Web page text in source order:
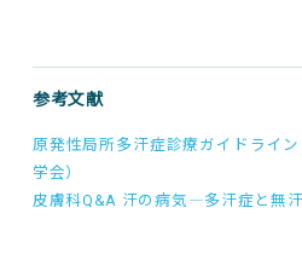
参考文献
原発性局所多汗症診療ガイドライ
学会）
皮膚科Q&A 汗の病気―多汗症と無